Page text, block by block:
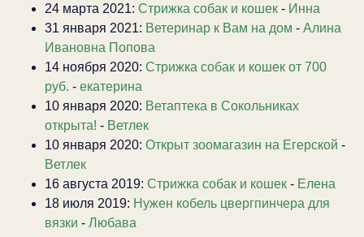
24 марта 2021: Стрижка собак и кошек - Инна
31 января 2021: Ветеринар к Вам на дом - Алина
Ивановна Попова
14 ноября 2020: Стрижка собак и кошек от 700
руб. - екатерина
10 января 2020: Ветаптека в Сокольниках
открыта! - Ветлек
10 января 2020: Открыт зоомагазин на Егерской -
Ветлек
16 августа 2019: Стрижка собак и кошек - Елена
18 июля 2019: Нужен кобель цвергпинчера для
вязки - Любава